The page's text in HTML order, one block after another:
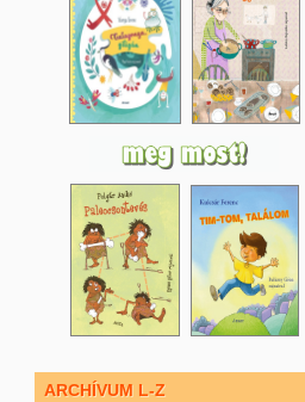
ARCHÍVUM L-Z